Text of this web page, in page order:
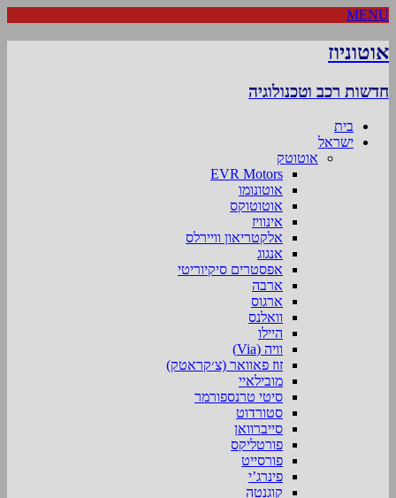
MENU
אוטוניוז
חדשות רכב וטכנולוגיה
בית
ישראל
אוטוטק
EVR Motors
אוטונומו
אוטוטוקס
אינוויז
אלקטריאון וויירלס
אנגוג
אפסטרים סיקיוריטי
ארבה
ארגוס
וואלנס
היילו
וויה (Via)
זוז פאוואר (צ׳קראטק)
מובילאיי
סיטי טרנספורמר
סטורדוט
סייברוואן
פורטליקס
פורסייט
פינרג’י
קוגנטה